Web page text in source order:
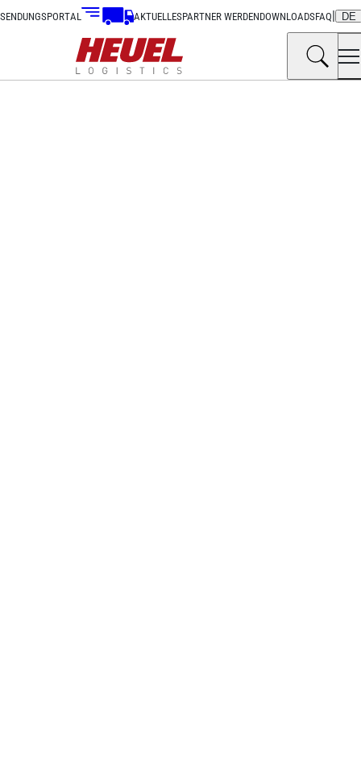
SENDUNGSPORTAL AKTUELLESPARTNER WERDENDOWNLOADSFAQ| DE